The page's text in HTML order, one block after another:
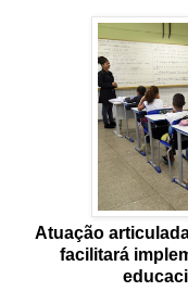
Atuação
facilitará